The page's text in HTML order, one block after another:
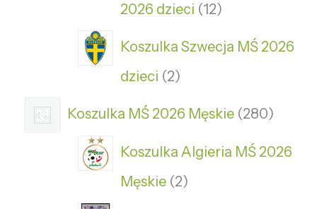
2026 dzieci 12
Koszulka Szwecja MŚ 2026
dzieci 2
Koszulka MŚ 2026 Męskie 280
Koszulka Algieria MŚ 2026
Męskie 2